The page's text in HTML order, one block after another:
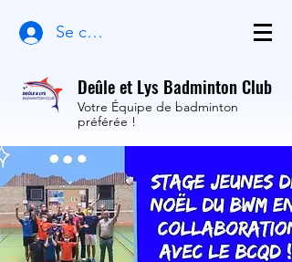
Se connecter
Deûle et Lys Badminton Club
Votre Équipe de badminton
préférée !